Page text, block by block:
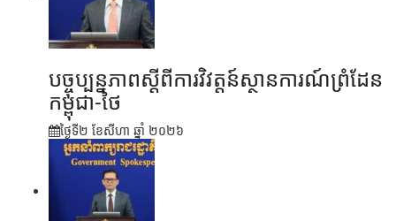
បច្ចុប្បន្នភាពស្ដីពីការវិវត្តន៍ស្ថានការណ៍ព្រំដែន
កម្ពុជា-ថៃ
ថ្ងៃទី២ ខែ​សីហា ឆ្នាំ ២០២៦